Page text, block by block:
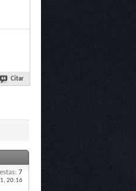
Citar
7
20:16